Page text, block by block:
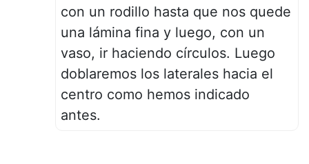
con un rodillo hasta que nos quede
una lámina fina y luego, con un
vaso, ir haciendo círculos. Luego
doblaremos los laterales hacia el
centro como hemos indicado
antes.